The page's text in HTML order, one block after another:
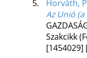
5.
Horváth,
Az Unió
Szakcikk
[1454029]